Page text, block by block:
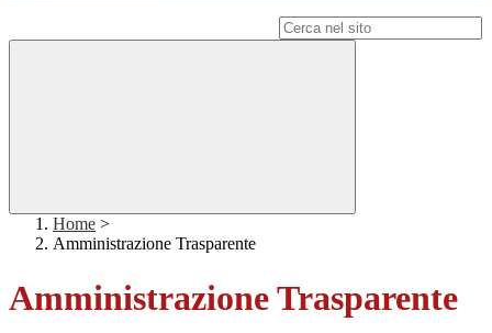
Home >
Amministrazione Trasparente
Amministrazione Trasparente